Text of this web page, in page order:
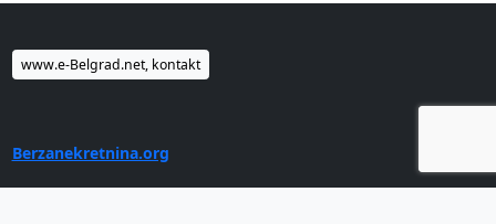
www.e-Belgrad.net, kontakt
Berzanekretnina.org